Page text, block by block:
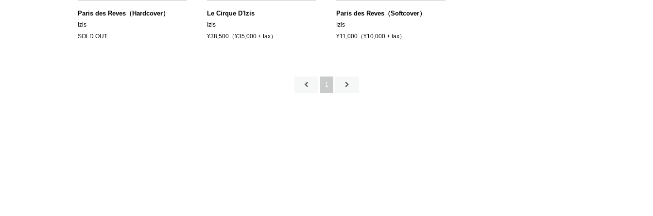
Paris des Reves（Hardcover）
Izis
SOLD OUT
Le Cirque D'Izis
Izis
¥38,500（¥35,000 + tax）
Paris des Reves（Softcover）
Izis
¥11,000（¥10,000 + tax）
1